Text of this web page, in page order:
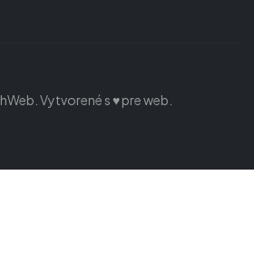
Vytvorené s ♥ pre web.